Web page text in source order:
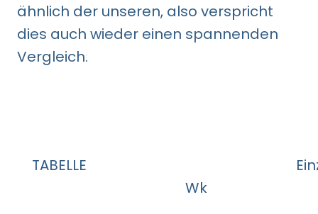
ähnlich der unseren, also verspricht
dies auch wieder einen spannenden
Vergleich.
TABELLE
Wk